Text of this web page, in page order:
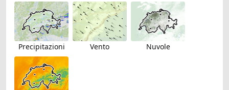
Precipitazioni Vento Nuvole